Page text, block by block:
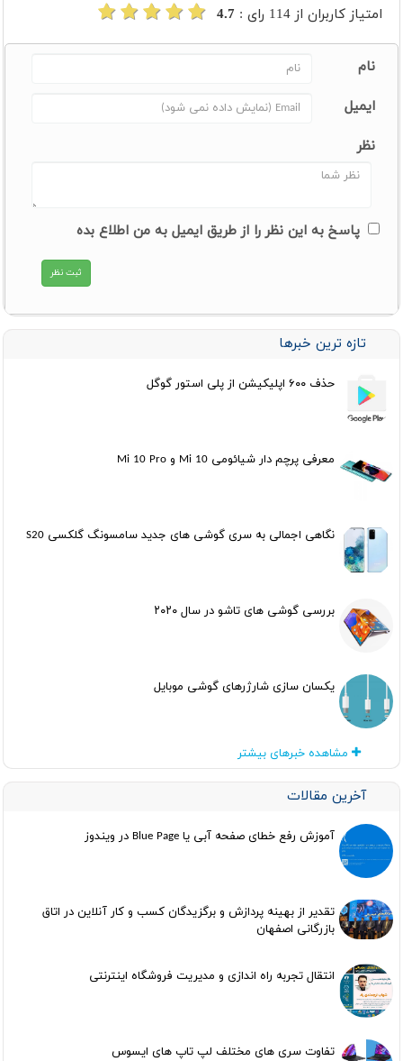
امتیاز کاربران از 114 رای : 4.7
نام
ایمیل
نظر
پاسخ به این نظر را از طریق ایمیل به من اطلاع بده
تازه ترین خبرها
حذف ۶۰۰ اپلیکیشن از پلی استور گوگل
معرفی پرچم دار شیائومی Mi 10 و Mi 10 Pro
نگاهی اجمالی به سری گوشی های جدید سامسونگ گلکسی S20
بررسی گوشی های تاشو در سال ۲۰۲۰
یکسان سازی شارژرهای گوشی موبایل
مشاهده خبرهای بیشتر
آخرین مقالات
آموزش رفع خطای صفحه آبی یا Blue Page در ویندوز
تقدیر از بهینه پردازش و برگزیدگان کسب و کار آنلاین در اتاق
بازرگانی اصفهان
انتقال تجربه راه اندازی و مدیریت فروشگاه اینترنتی
تفاوت سری های مختلف لپ تاپ های ایسوس